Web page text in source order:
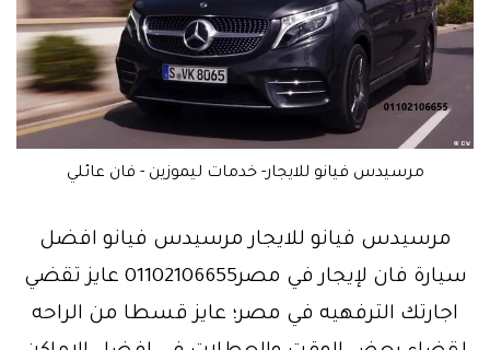
مرسيدس فيانو للايجار- خدمات ليموزين - فان عائلي
مرسيدس فيانو للايجار مرسيدس فيانو افضل
سيارة فان لإيجار في مصر01102106655 عايز تقضي
اجارتك الترفهيه في مصر؛ عايز قسطا من الراحه